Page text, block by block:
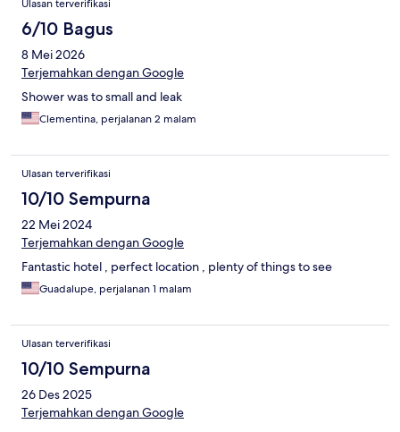
Ulasan terverifikasi
6/10 Bagus
8 Mei 2026
Terjemahkan dengan Google
Shower was to small and leak
Clementina, perjalanan 2 malam
Ulasan terverifikasi
10/10 Sempurna
22 Mei 2024
Terjemahkan dengan Google
Fantastic hotel , perfect location , plenty of things to see
Guadalupe, perjalanan 1 malam
Ulasan terverifikasi
10/10 Sempurna
26 Des 2025
Terjemahkan dengan Google